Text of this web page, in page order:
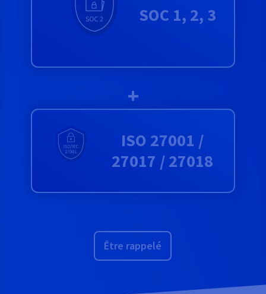
SOC 1, 2, 3
+
ISO 27001 /
27017 / 27018
Être rappelé